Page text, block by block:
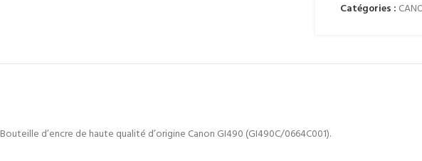
Catégories :
Bouteille d’encre de haute qualité d’origine Canon GI490 (GI490C/0664C001).